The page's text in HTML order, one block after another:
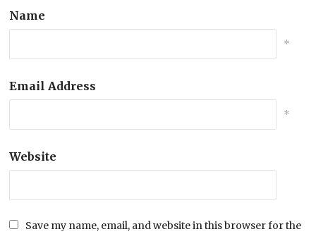
Name
*
Email Address
*
Website
Save my name, email, and website in this browser for the